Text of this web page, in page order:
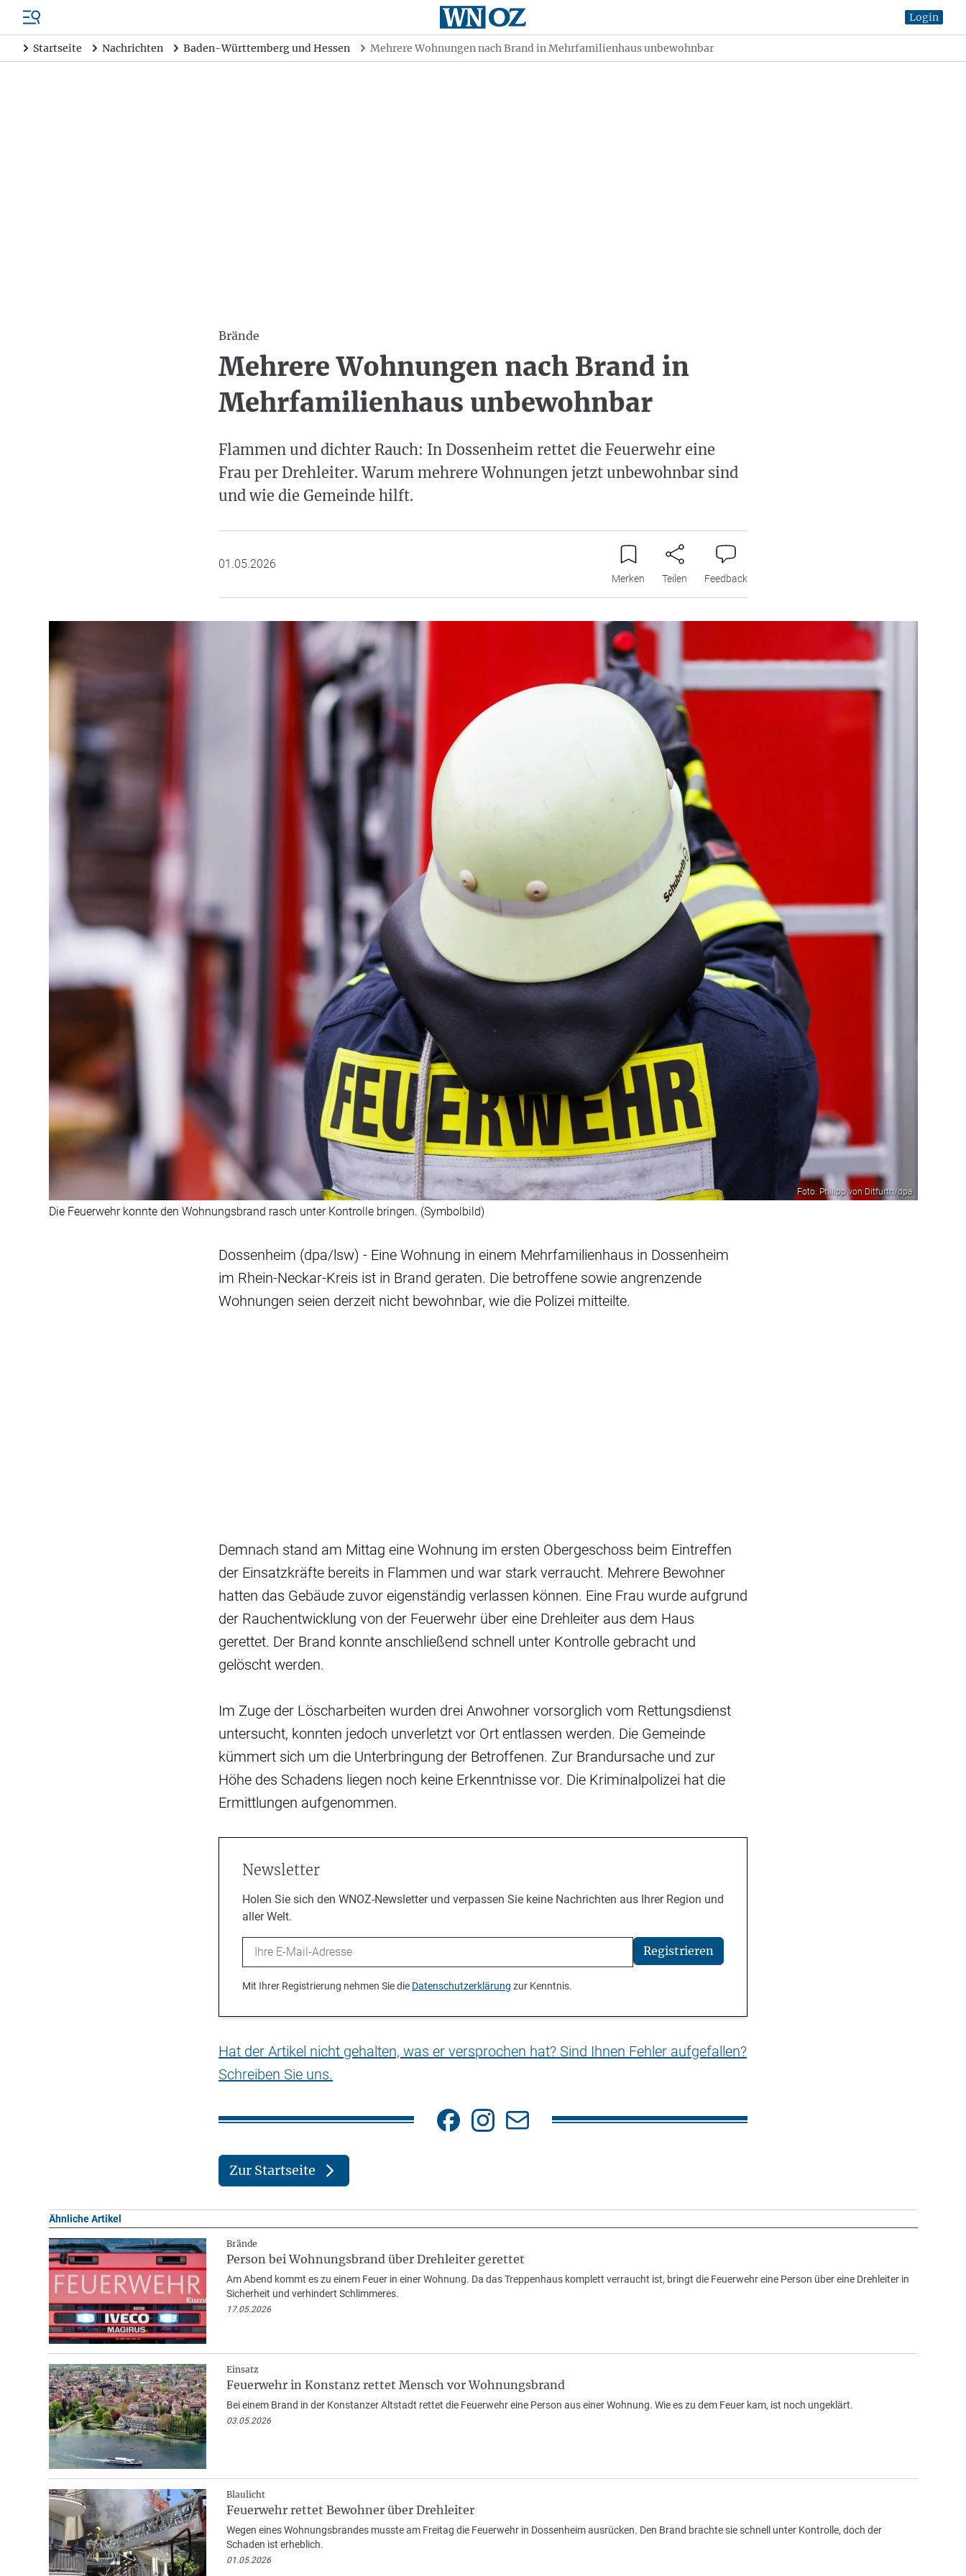
Login
Startseite Nachrichten Baden-Württemberg und Hessen Mehrere Wohnungen nach Brand in Mehrfamilienhaus unbewohnbar
Brände
Mehrere Wohnungen nach Brand in
Mehrfamilienhaus unbewohnbar
Flammen und dichter Rauch: In Dossenheim rettet die Feuerwehr eine
Frau per Drehleiter. Warum mehrere Wohnungen jetzt unbewohnbar sind
und wie die Gemeinde hilft.
01.05.2026
Merken Teilen Feedback
Foto: Philipp von Ditfurth/dpa
Die Feuerwehr konnte den Wohnungsbrand rasch unter Kontrolle bringen. (Symbolbild)
Dossenheim (dpa/lsw) - Eine Wohnung in einem Mehrfamilienhaus in Dossenheim
im Rhein-Neckar-Kreis ist in Brand geraten. Die betroffene sowie angrenzende
Wohnungen seien derzeit nicht bewohnbar, wie die Polizei mitteilte.
Demnach stand am Mittag eine Wohnung im ersten Obergeschoss beim Eintreffen
der Einsatzkräfte bereits in Flammen und war stark verraucht. Mehrere Bewohner
hatten das Gebäude zuvor eigenständig verlassen können. Eine Frau wurde aufgrund
der Rauchentwicklung von der Feuerwehr über eine Drehleiter aus dem Haus
gerettet. Der Brand konnte anschließend schnell unter Kontrolle gebracht und
gelöscht werden.
Im Zuge der Löscharbeiten wurden drei Anwohner vorsorglich vom Rettungsdienst
untersucht, konnten jedoch unverletzt vor Ort entlassen werden. Die Gemeinde
kümmert sich um die Unterbringung der Betroffenen. Zur Brandursache und zur
Höhe des Schadens liegen noch keine Erkenntnisse vor. Die Kriminalpolizei hat die
Ermittlungen aufgenommen.
Newsletter
Holen Sie sich den WNOZ-Newsletter und verpassen Sie keine Nachrichten aus Ihrer Region und
aller Welt.
Email Registrieren
Mit Ihrer Registrierung nehmen Sie die Datenschutzerklärung zur Kenntnis.
Hat der Artikel nicht gehalten, was er versprochen hat? Sind Ihnen Fehler aufgefallen?
Schreiben Sie uns.
Zur Startseite
Ähnliche Artikel
Brände
Person bei Wohnungsbrand über Drehleiter gerettet
Am Abend kommt es zu einem Feuer in einer Wohnung. Da das Treppenhaus komplett verraucht ist, bringt die Feuerwehr eine Person über eine Drehleiter in
Sicherheit und verhindert Schlimmeres.
17.05.2026
Einsatz
Feuerwehr in Konstanz rettet Mensch vor Wohnungsbrand
Bei einem Brand in der Konstanzer Altstadt rettet die Feuerwehr eine Person aus einer Wohnung. Wie es zu dem Feuer kam, ist noch ungeklärt.
03.05.2026
Blaulicht
Feuerwehr rettet Bewohner über Drehleiter
Wegen eines Wohnungsbrandes musste am Freitag die Feuerwehr in Dossenheim ausrücken. Den Brand brachte sie schnell unter Kontrolle, doch der
Schaden ist erheblich.
01.05.2026